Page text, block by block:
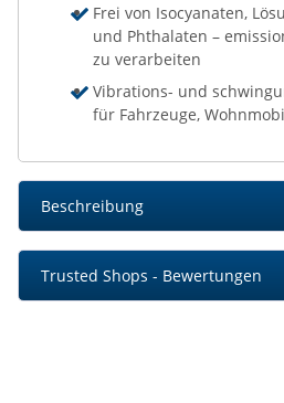
Frei von Isocyanaten,
und Phthalaten –
zu verarbeiten
Vibrations- und
für Fahrzeuge,
Beschreibung
Trusted Shops - Bewertungen